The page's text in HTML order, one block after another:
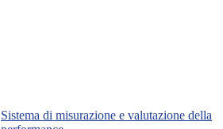
Sistema di misurazione e valutazione della